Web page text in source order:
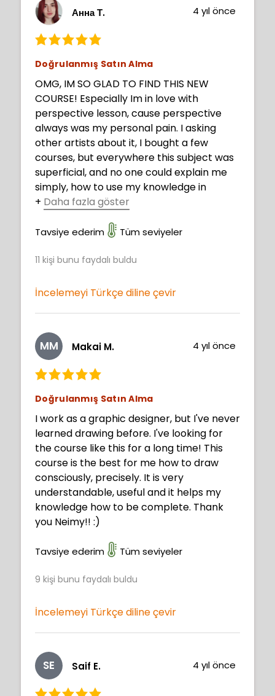
Анна Т. 4 yıl önce
Doğrulanmış Satın Alma
OMG, IM SO GLAD TO FIND THIS NEW
COURSE! Especially Im in love with
perspective lesson, cause perspective
always was my personal pain. I asking
other artists about it, I bought a few
courses, but everywhere this subject was
superficial, and no one could explain me
simply, how to use my knowledge in
+ Daha fazla göster
Neimy, you are fantastic!
Tavsiye ederim Tüm seviyeler
11 kişi bunu faydalı buldu
İncelemeyi Türkçe diline çevir
MM Makai M. 4 yıl önce
Doğrulanmış Satın Alma
I work as a graphic designer, but I've never
learned drawing before. I've looking for
the course like this for a long time! This
course is the best for me how to draw
consciously, precisely. It is very
understandable, useful and it helps my
knowledge how to be complete. Thank
you Neimy!! :)
Tavsiye ederim Tüm seviyeler
9 kişi bunu faydalı buldu
İncelemeyi Türkçe diline çevir
SE Saif E. 4 yıl önce